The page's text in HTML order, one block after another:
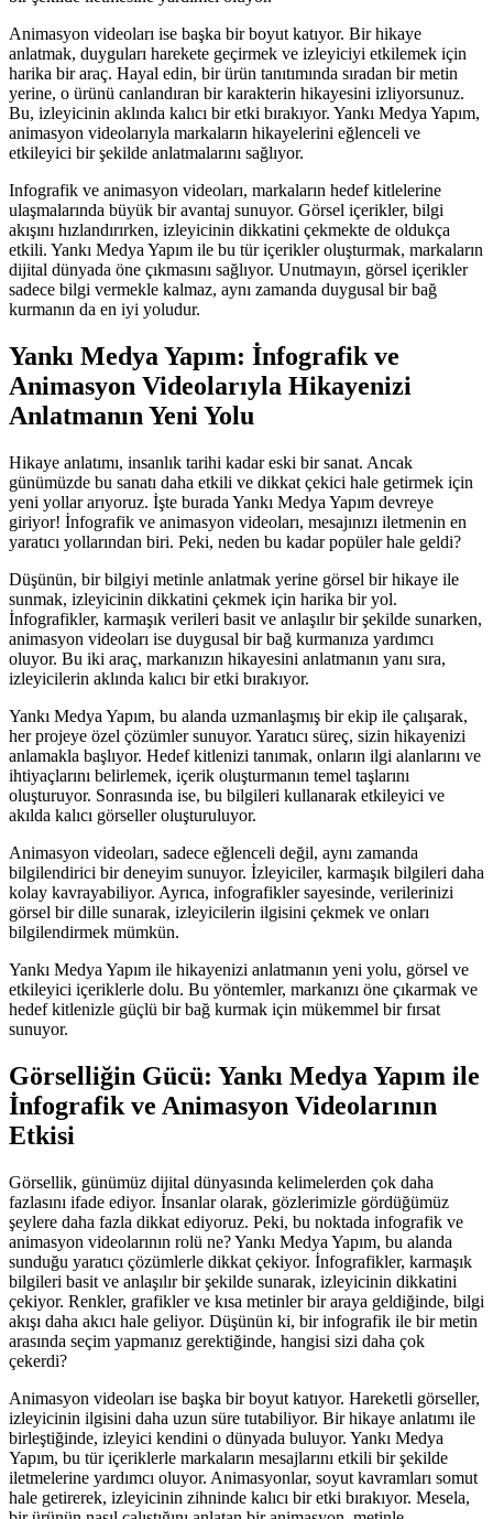
Animasyon videoları ise başka bir boyut katıyor. Bir hikaye
anlatmak, duyguları harekete geçirmek ve izleyiciyi etkilemek için
harika bir araç. Hayal edin, bir ürün tanıtımında sıradan bir metin
yerine, o ürünü canlandıran bir karakterin hikayesini izliyorsunuz.
Bu, izleyicinin aklında kalıcı bir etki bırakıyor. Yankı Medya Yapım,
animasyon videolarıyla markaların hikayelerini eğlenceli ve
etkileyici bir şekilde anlatmalarını sağlıyor.
Infografik ve animasyon videoları, markaların hedef kitlelerine
ulaşmalarında büyük bir avantaj sunuyor. Görsel içerikler, bilgi
akışını hızlandırırken, izleyicinin dikkatini çekmekte de oldukça
etkili. Yankı Medya Yapım ile bu tür içerikler oluşturmak, markaların
dijital dünyada öne çıkmasını sağlıyor. Unutmayın, görsel içerikler
sadece bilgi vermekle kalmaz, aynı zamanda duygusal bir bağ
kurmanın da en iyi yoludur.
Yankı Medya Yapım: İnfografik ve
Animasyon Videolarıyla Hikayenizi
Anlatmanın Yeni Yolu
Hikaye anlatımı, insanlık tarihi kadar eski bir sanat. Ancak
günümüzde bu sanatı daha etkili ve dikkat çekici hale getirmek için
yeni yollar arıyoruz. İşte burada Yankı Medya Yapım devreye
giriyor! İnfografik ve animasyon videoları, mesajınızı iletmenin en
yaratıcı yollarından biri. Peki, neden bu kadar popüler hale geldi?
Düşünün, bir bilgiyi metinle anlatmak yerine görsel bir hikaye ile
sunmak, izleyicinin dikkatini çekmek için harika bir yol.
İnfografikler, karmaşık verileri basit ve anlaşılır bir şekilde sunarken,
animasyon videoları ise duygusal bir bağ kurmanıza yardımcı
oluyor. Bu iki araç, markanızın hikayesini anlatmanın yanı sıra,
izleyicilerin aklında kalıcı bir etki bırakıyor.
Yankı Medya Yapım, bu alanda uzmanlaşmış bir ekip ile çalışarak,
her projeye özel çözümler sunuyor. Yaratıcı süreç, sizin hikayenizi
anlamakla başlıyor. Hedef kitlenizi tanımak, onların ilgi alanlarını ve
ihtiyaçlarını belirlemek, içerik oluşturmanın temel taşlarını
oluşturuyor. Sonrasında ise, bu bilgileri kullanarak etkileyici ve
akılda kalıcı görseller oluşturuluyor.
Animasyon videoları, sadece eğlenceli değil, aynı zamanda
bilgilendirici bir deneyim sunuyor. İzleyiciler, karmaşık bilgileri daha
kolay kavrayabiliyor. Ayrıca, infografikler sayesinde, verilerinizi
görsel bir dille sunarak, izleyicilerin ilgisini çekmek ve onları
bilgilendirmek mümkün.
Yankı Medya Yapım ile hikayenizi anlatmanın yeni yolu, görsel ve
etkileyici içeriklerle dolu. Bu yöntemler, markanızı öne çıkarmak ve
hedef kitlenizle güçlü bir bağ kurmak için mükemmel bir fırsat
sunuyor.
Görselliğin Gücü: Yankı Medya Yapım ile
İnfografik ve Animasyon Videolarının
Etkisi
Görsellik, günümüz dijital dünyasında kelimelerden çok daha
fazlasını ifade ediyor. İnsanlar olarak, gözlerimizle gördüğümüz
şeylere daha fazla dikkat ediyoruz. Peki, bu noktada infografik ve
animasyon videolarının rolü ne? Yankı Medya Yapım, bu alanda
sunduğu yaratıcı çözümlerle dikkat çekiyor. İnfografikler, karmaşık
bilgileri basit ve anlaşılır bir şekilde sunarak, izleyicinin dikkatini
çekiyor. Renkler, grafikler ve kısa metinler bir araya geldiğinde, bilgi
akışı daha akıcı hale geliyor. Düşünün ki, bir infografik ile bir metin
arasında seçim yapmanız gerektiğinde, hangisi sizi daha çok
çekerdi?
Animasyon videoları ise başka bir boyut katıyor. Hareketli görseller,
izleyicinin ilgisini daha uzun süre tutabiliyor. Bir hikaye anlatımı ile
birleştiğinde, izleyici kendini o dünyada buluyor. Yankı Medya
Yapım, bu tür içeriklerle markaların mesajlarını etkili bir şekilde
iletmelerine yardımcı oluyor. Animasyonlar, soyut kavramları somut
hale getirerek, izleyicinin zihninde kalıcı bir etki bırakıyor. Mesela,